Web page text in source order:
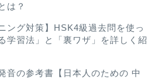
は？
ング対策】HSK4級過去問を使っ
学習法」と「裏ワザ」を詳しく紹
音の参考書【日本人のための 中